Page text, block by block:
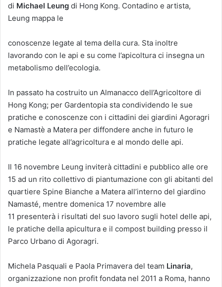
di Michael Leung di Hong Kong. Contadino e artista,
Leung mappa le
conoscenze legate al tema della cura. Sta inoltre
lavorando con le api e su come l’apicoltura ci insegna un
metabolismo dell’ecologia.
In passato ha costruito un Almanacco dell’Agricoltore di
Hong Kong; per Gardentopia sta condividendo le sue
pratiche e conoscenze con i cittadini dei giardini Agoragri
e Namastè a Matera per diffondere anche in futuro le
pratiche legate all’agricoltura e al mondo delle api.
Il 16 novembre Leung inviterà cittadini e pubblico alle ore
15 ad un rito collettivo di piantumazione con gli abitanti del
quartiere Spine Bianche a Matera all’interno del giardino
Namasté, mentre domenica 17 novembre alle
11 presenterà i risultati del suo lavoro sugli hotel delle api,
le pratiche della apicultura e il compost building presso il
Parco Urbano di Agoragri.
Michela Pasquali e Paola Primavera del team Linaria,
organizzazione non profit fondata nel 2011 a Roma, hanno